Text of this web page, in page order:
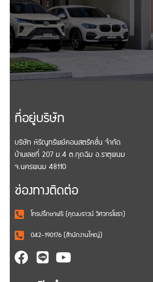
ที่อยู่บริษัท
บริษัท หิรัญทรัพย์คอนสตรัคชั่น จำกัด
บ้านเลขที่ 207 ม.4 ต.กุดฉิม อ.ธาตุพนม
จ.นครพนม 48110
ช่องทางติดต่อ
โทรปรึกษาฟรี (คุณบราวน์ วิศวกรโยธา)
042-190176 (สำนักงานใหญ่)